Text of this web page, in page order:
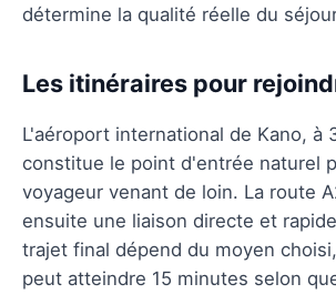
détermine la qualité réelle du
Les itinéraires pour
L'aéroport international de Kano, à
constitue le point d'entrée naturel
voyageur venant de loin. La route
ensuite une liaison directe et
trajet final dépend du moyen
peut atteindre 15 minutes selon